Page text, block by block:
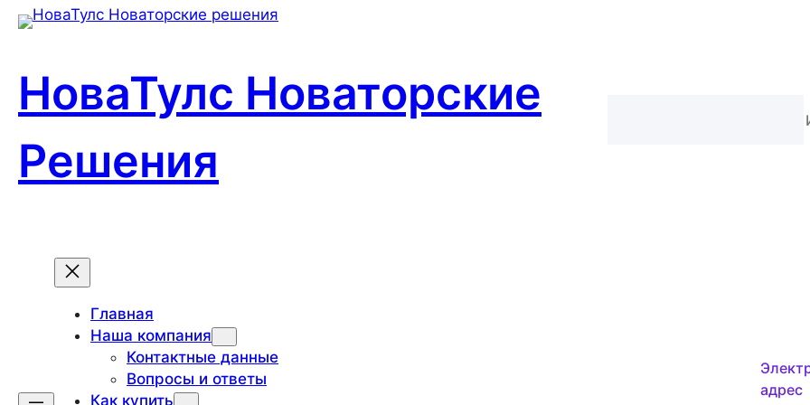
Перейти
НоваТулс Новаторские
Решения
Главная
Наша компания
Контактные данные
Вопросы и ответы
Как купить
адрес